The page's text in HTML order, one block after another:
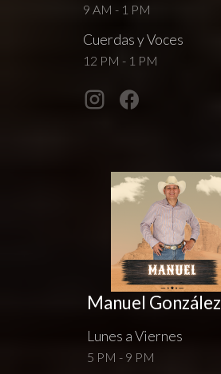
9 AM - 1 PM
Cuerdas y Voces
12 PM - 1 PM
Manuel González
Lunes a Viernes
5 PM - 9 PM